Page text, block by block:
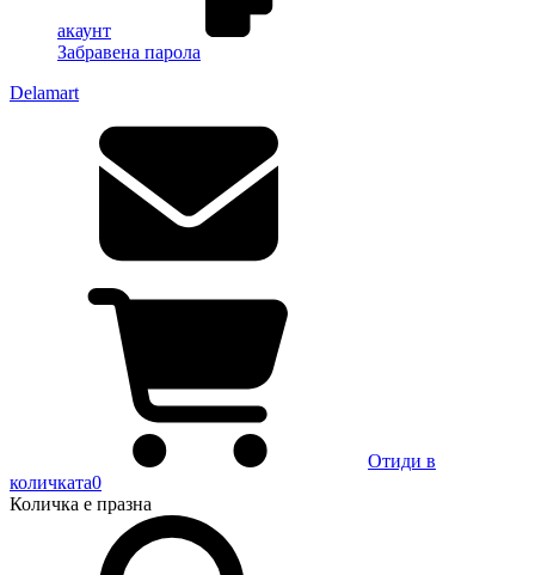
акаунт
Забравена парола
Delamart
Отиди в
количката0
Количка е празна